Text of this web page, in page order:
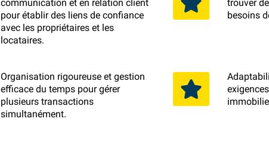
communication et en relation client
pour établir des liens de confiance
avec les propriétaires et les
locataires.
trouver
besoins
Organisation rigoureuse et gestion
efficace du temps pour gérer
plusieurs transactions
simultanément.